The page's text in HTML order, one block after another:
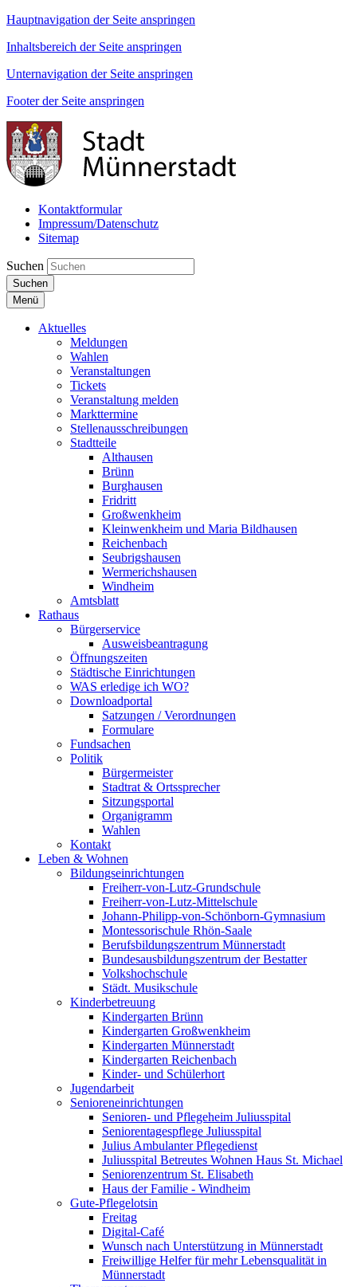
Hauptnavigation der Seite anspringen
Inhaltsbereich der Seite anspringen
Unternavigation der Seite anspringen
Footer der Seite anspringen
Kontaktformular
Impressum/Datenschutz
Sitemap
Suchen
Suchen
Menü
Aktuelles
Meldungen
Wahlen
Veranstaltungen
Tickets
Veranstaltung melden
Markttermine
Stellenausschreibungen
Stadtteile
Althausen
Brünn
Burghausen
Fridritt
Großwenkheim
Kleinwenkheim und Maria Bildhausen
Reichenbach
Seubrigshausen
Wermerichshausen
Windheim
Amtsblatt
Rathaus
Bürgerservice
Ausweisbeantragung
Öffnungszeiten
Städtische Einrichtungen
WAS erledige ich WO?
Downloadportal
Satzungen / Verordnungen
Formulare
Fundsachen
Politik
Bürgermeister
Stadtrat & Ortssprecher
Sitzungsportal
Organigramm
Wahlen
Kontakt
Leben & Wohnen
Bildungseinrichtungen
Freiherr-von-Lutz-Grundschule
Freiherr-von-Lutz-Mittelschule
Johann-Philipp-von-Schönborn-Gymnasium
Montessorischule Rhön-Saale
Berufsbildungszentrum Münnerstadt
Bundesausbildungszentrum der Bestatter
Volkshochschule
Städt. Musikschule
Kinderbetreuung
Kindergarten Brünn
Kindergarten Großwenkheim
Kindergarten Münnerstadt
Kindergarten Reichenbach
Kinder- und Schülerhort
Jugendarbeit
Senioreneinrichtungen
Senioren- und Pflegeheim Juliusspital
Seniorentagespflege Juliusspital
Julius Ambulanter Pflegedienst
Juliusspital Betreutes Wohnen Haus St. Michael
Seniorenzentrum St. Elisabeth
Haus der Familie - Windheim
Gute-Pflegelotsin
Freitag
Digital-Café
Wunsch nach Unterstützung in Münnerstadt
Freiwillige Helfer für mehr Lebensqualität in
Münnerstadt